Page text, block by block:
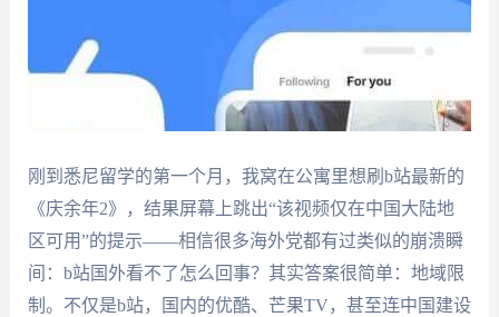
刚到悉尼留学的第一个月，我窝在公寓里想刷b站最新的
《庆余年2》，结果屏幕上跳出“该视频仅在中国大陆地
区可用”的提示——相信很多海外党都有过类似的崩溃瞬
间：b站国外看不了怎么回事？其实答案很简单：地域限
制。不仅是b站，国内的优酷、芒果TV，甚至连中国建设